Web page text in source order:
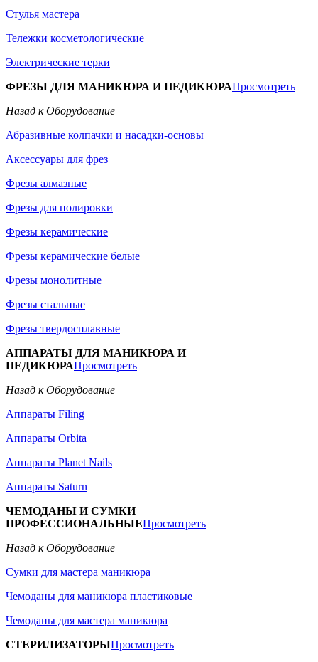
Стулья мастера
Тележки косметологические
Электрические терки
ФРЕЗЫ ДЛЯ МАНИКЮРА И ПЕДИКЮРАПросмотреть
Назад к Оборудование
Абразивные колпачки и насадки-основы
Аксессуары для фрез
Фрезы алмазные
Фрезы для полировки
Фрезы керамические
Фрезы керамические белые
Фрезы монолитные
Фрезы стальные
Фрезы твердосплавные
АППАРАТЫ ДЛЯ МАНИКЮРА И
ПЕДИКЮРАПросмотреть
Назад к Оборудование
Аппараты Filing
Аппараты Orbita
Аппараты Planet Nails
Аппараты Saturn
ЧЕМОДАНЫ И СУМКИ
ПРОФЕССИОНАЛЬНЫЕПросмотреть
Назад к Оборудование
Сумки для мастера маникюра
Чемоданы для маникюра пластиковые
Чемоданы для мастера маникюра
СТЕРИЛИЗАТОРЫПросмотреть